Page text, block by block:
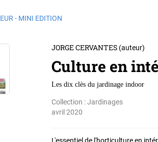
- MINI EDITION
JORGE CERVANTES (auteur)
Culture en
Les dix clès du jardinage indoor
Collection :Jardinages
avril 2020